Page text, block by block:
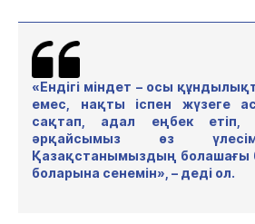
«Ендігі міндет – осы
емес, нақты іспен жүзеге
сақтап, адал еңбек етіп,
әрқайсымыз өз
Қазақстанымыздың болашағы
боларына сенемін», – деді ол.